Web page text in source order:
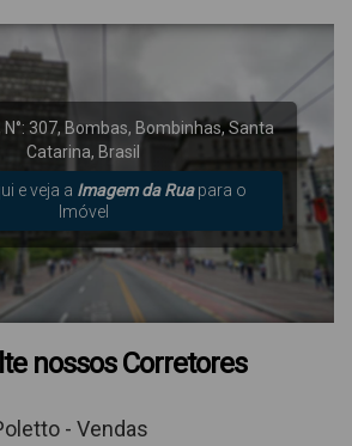
N°: 307, Bombas, Bombinhas,Santa
Catarina, Brasil
e veja a Imagem da Ruapara o
Imóvel
nossos Corretores
- Vendas